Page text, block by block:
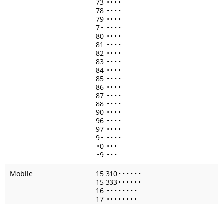
73 • • • •
78 • • • •
79 • • • •
7• • • • •
80 • • • •
81 • • • •
82 • • • •
83 • • • •
84 • • • •
85 • • • •
86 • • • •
87 • • • •
88 • • • •
90 • • • •
96 • • • •
97 • • • •
9• • • • •
•0 • • •
•9 • • •
Mobile
15 310• • • • • •
15 333• • • • • •
16 • • • • • • • •
17 • • • • • • • •